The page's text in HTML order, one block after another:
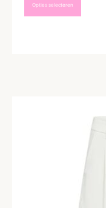
Opties selecteren